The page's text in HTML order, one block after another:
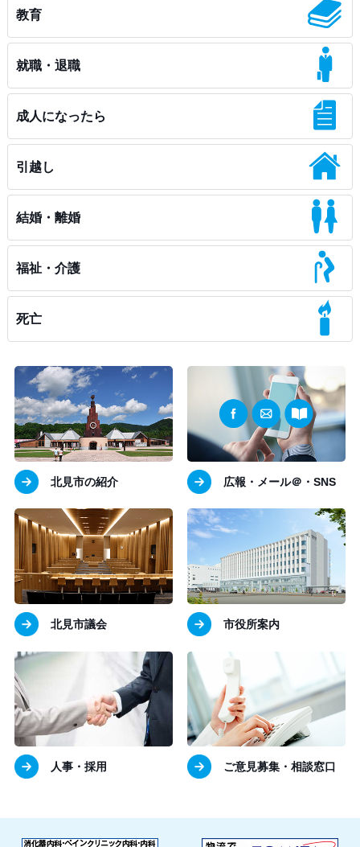
教育
就職・退職
成人になったら
引越し
結婚・離婚
福祉・介護
死亡
北見市の紹介 広報・メール＠・SNS
北見市議会 市役所案内
人事・採用 ご意見募集・相談窓口